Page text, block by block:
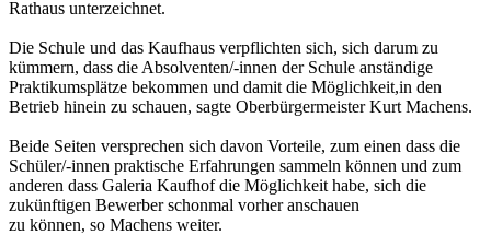
Rathaus unterzeichnet.
Die Schule und das Kaufhaus verpflichten sich, sich darum zu
kümmern, dass die Absolventen/-innen der Schule anständige
Praktikumsplätze bekommen und damit die Möglichkeit,in den
Betrieb hinein zu schauen, sagte Oberbürgermeister Kurt Machens.
Beide Seiten versprechen sich davon Vorteile, zum einen dass die
Schüler/-innen praktische Erfahrungen sammeln können und zum
anderen dass Galeria Kaufhof die Möglichkeit habe, sich die
zukünftigen Bewerber schonmal vorher anschauen
zu können, so Machens weiter.